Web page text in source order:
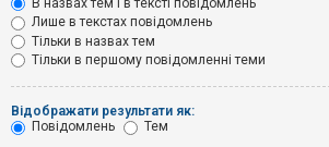
е
м
и
о
ш
В назвах тем і в тексті повідомлень
Лише в текстах повідомлень
Тільки в назвах тем
Тільки в першому повідомленні теми
Відображати результати як:
Повідомлень
Тем